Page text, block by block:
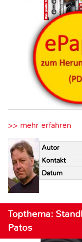
>> mehr erfahren
Autor
Kontakt
Datum
Topthema:
Patos